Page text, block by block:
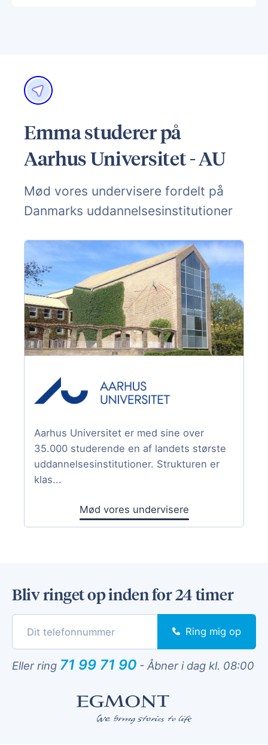
Emma studerer på
Aarhus Universitet - AU
Mød vores undervisere fordelt på
Danmarks uddannelsesinstitutioner
Aarhus Universitet er med sine over
35.000 studerende en af landets største
uddannelsesinstitutioner. Strukturen er
klas...
Mød vores undervisere
Bliv ringet op inden for 24 timer
Ring mig op
Eller ring 71 99 71 90 - Åbner i dag kl. 08:00